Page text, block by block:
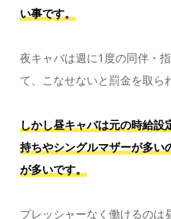
い事です。
夜キャバは週に1度の同伴・
て、こなせないと罰金を取ら
しかし昼キャバは元の時給設
持ちやシングルマザーが多い
が多いです。
プレッシャーなく働けるのは